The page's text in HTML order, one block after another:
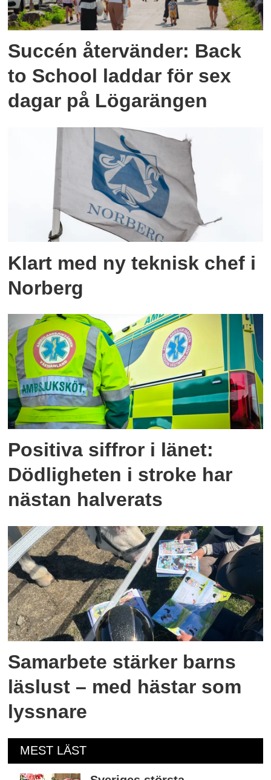
Succén återvänder: Back
to School laddar för sex
dagar på Lögarängen
Klart med ny teknisk chef i
Norberg
Positiva siffror i länet:
Dödligheten i stroke har
nästan halverats
Samarbete stärker barns
läslust – med hästar som
lyssnare
MEST LÄST